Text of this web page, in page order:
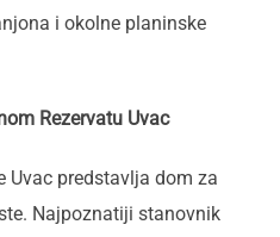
i okolne planinske
Rezervatu Uvac
Uvac predstavlja dom za
Najpoznatiji stanovnik